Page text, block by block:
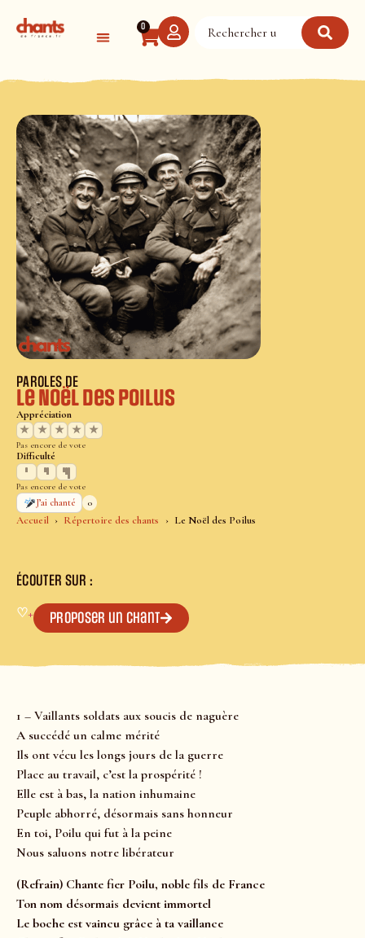
0
Accueil Répertoire des chants Le Noël des Poilus
PAROLES DE
Le Noël des Poilus
Appréciation
★
★ ★ ★ ★
Pas encore de vote
Difficulté
Pas encore de vote
J’ai chanté
0
ÉCOUTER SUR :
♡+ Proposer un chant
1 – Vaillants soldats aux soucis de naguère
A succédé un calme mérité
Ils ont vécu les longs jours de la guerre
Place au travail, c’est la prospérité !
Elle est à bas, la nation inhumaine
Peuple abhorré, désormais sans honneur
En toi, Poilu qui fut à la peine
Nous saluons notre libérateur
(Refrain) Chante fier Poilu, noble fils de France
Ton nom désormais devient immortel
Le boche est vaincu grâce à ta vaillance